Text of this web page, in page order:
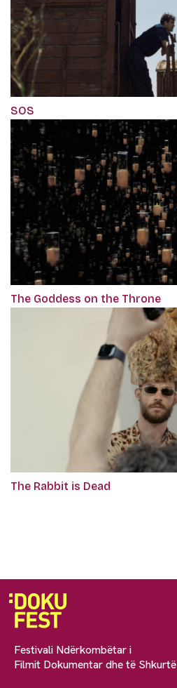
SOS
The Goddess on the Throne
The Rabbit is Dead
Festivali Ndërkombëtar i
Filmit Dokumentar dhe të Shkurtë